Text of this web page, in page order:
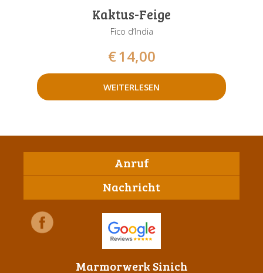
Kaktus-Feige
Fico d’India
€14,00
WEITERLESEN
Anruf
Nachricht
Marmorwerk Sinich